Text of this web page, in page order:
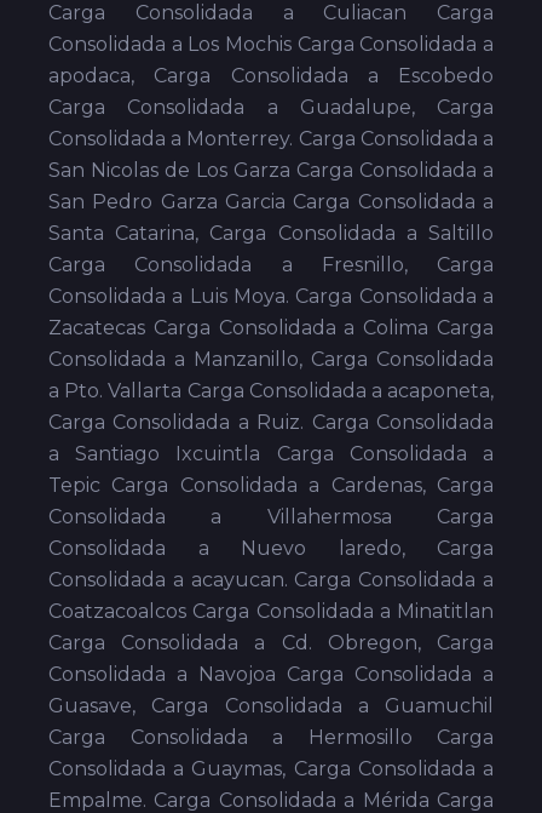
Carga Consolidada a Culiacan Carga
Consolidada a Los Mochis Carga Consolidada a
apodaca, Carga Consolidada a Escobedo
Carga Consolidada a Guadalupe, Carga
Consolidada a Monterrey. Carga Consolidada a
San Nicolas de Los Garza Carga Consolidada a
San Pedro Garza Garcia Carga Consolidada a
Santa Catarina, Carga Consolidada a Saltillo
Carga Consolidada a Fresnillo, Carga
Consolidada a Luis Moya. Carga Consolidada a
Zacatecas Carga Consolidada a Colima Carga
Consolidada a Manzanillo, Carga Consolidada
a Pto. Vallarta Carga Consolidada a acaponeta,
Carga Consolidada a Ruiz. Carga Consolidada
a Santiago Ixcuintla Carga Consolidada a
Tepic Carga Consolidada a Cardenas, Carga
Consolidada a Villahermosa Carga
Consolidada a Nuevo laredo, Carga
Consolidada a acayucan. Carga Consolidada a
Coatzacoalcos Carga Consolidada a Minatitlan
Carga Consolidada a Cd. Obregon, Carga
Consolidada a Navojoa Carga Consolidada a
Guasave, Carga Consolidada a Guamuchil
Carga Consolidada a Hermosillo Carga
Consolidada a Guaymas, Carga Consolidada a
Empalme. Carga Consolidada a Mérida Carga